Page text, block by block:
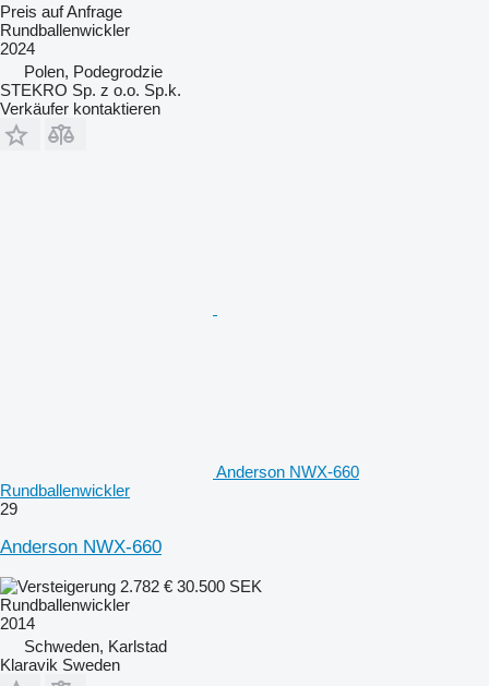
Preis auf Anfrage
Rundballenwickler
2024
Polen, Podegrodzie
STEKRO Sp. z o.o. Sp.k.
Verkäufer kontaktieren
Anderson NWX-660
Rundballenwickler
29
Anderson NWX-660
2.782 € 30.500 SEK
Rundballenwickler
2014
Schweden, Karlstad
Klaravik Sweden